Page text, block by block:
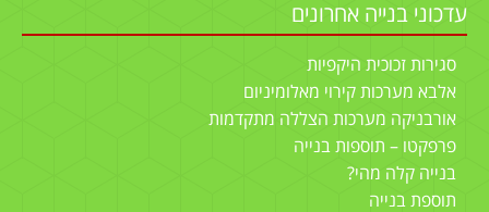
עדכוני בנייה אחרונים
סגירות זכוכית היקפיות
אלבא מערכות קירוי מאלומיניום
אורבניקה מערכות הצללה מתקדמות
פרפקטו – תוספות בנייה
בנייה קלה מהי?
תוספת בנייה